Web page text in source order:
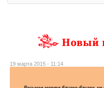
Новый
19 марта 2015 - 11:14